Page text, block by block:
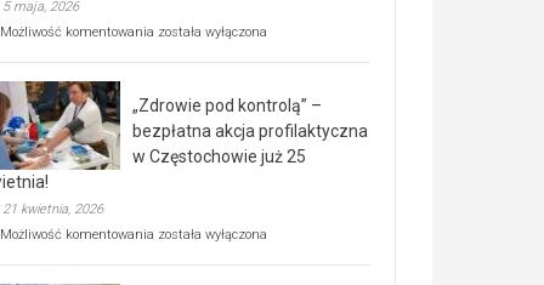
5 maja, 2026
Możliwość komentowania Rusza
rehabilitacji
dla
seniorów!
została wyłączona
„Zdrowie pod kontrolą” –
bezpłatna akcja profilaktyczna
w Częstochowie już 25
21 kwietnia, 2026
Możliwość komentowania „Zdrowie
została wyłączona